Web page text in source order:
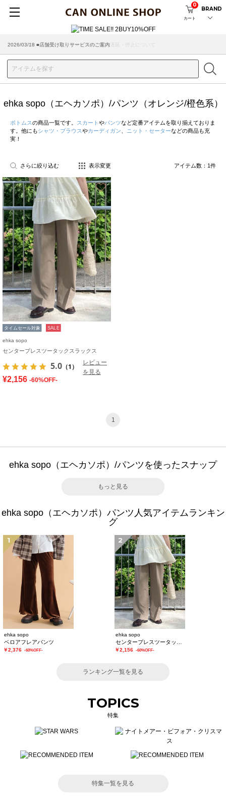
カート
0
BRAND
2026/03/18 ■店舗受け取りサービスのご案内
ehka sopo（エヘカソポ）/パンツ（オレンジ/橙色系）
ボトムスの商品一覧です。 スカート やパンツなど定番アイテムを取り揃えておりま
す。他にもシャツ・ブラウスやカーディガン ニット・セーターなどの商品も充
実！
さらに絞り込む 表示変更 アイテム数： 1件
お気に入り
タイムセール対象 SALE
ehka sopo
センタープレスツータックスラックス
5.0 （1）
レビュー
を見る
¥2,156 -60%OFF-
1
ehka sopo（エヘカソポ）/パンツを使ったスナップ
もっと見る
ehka sopo（エヘカソポ）パンツ人気アイテムランキン
グ
1
ehka sopo
ベロアフレアパンツ
￥2,376 -60%OFF-
2
ehka sopo
￥2,156 -60%OFF-
ランキング一覧を見る
TOPICS
特集
特集一覧を見る